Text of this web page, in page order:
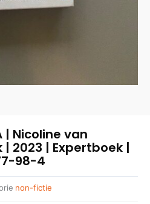
| Nicoline van
2023 | Expertboek |
98-4
non-fictie